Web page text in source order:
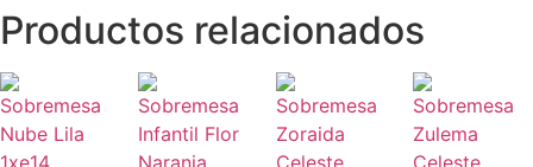
Productos relacionados